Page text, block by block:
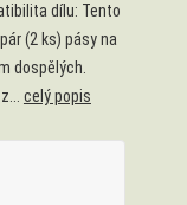
dílu: Tento
(2 ks) pásy na
dospělých.
celý popis